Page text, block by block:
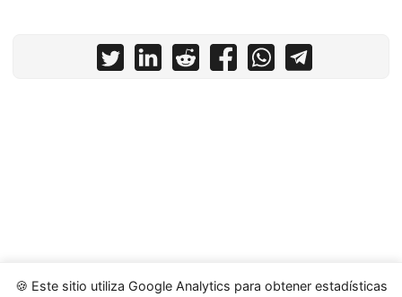
🍪 Este sitio utiliza Google Analytics para obtener estadísticas